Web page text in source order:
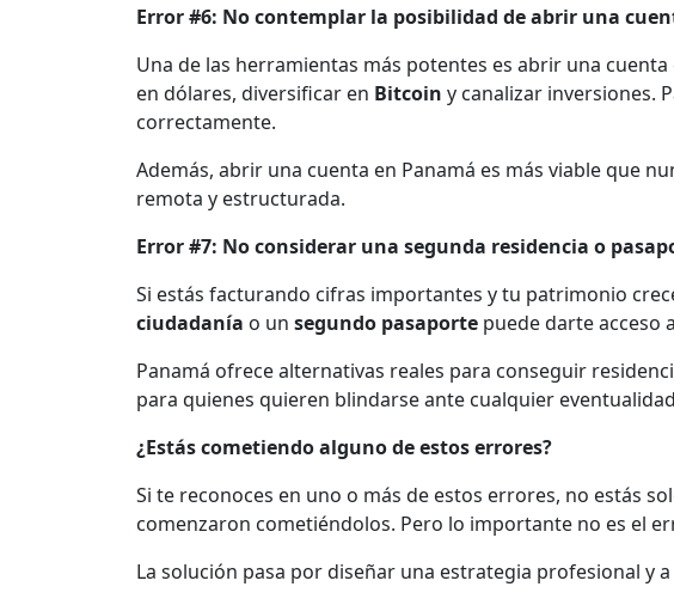
Error #6: No contemplar la posibilidad de abrir una
Una de las herramientas más potentes es abrir una
en dólares, diversificar en Bitcoin y canalizar inversiones.
correctamente.
Además, abrir una cuenta en Panamá es más viable que
remota y estructurada.
Error #7: No considerar una segunda residencia o
Si estás facturando cifras importantes y tu patrimonio
ciudadanía o un segundo pasaporte puede darte acceso
Panamá ofrece alternativas reales para conseguir
para quienes quieren blindarse ante cualquier
¿Estás cometiendo alguno de estos errores?
Si te reconoces en uno o más de estos errores, no estás
comenzaron cometiéndolos. Pero lo importante no es el
La solución pasa por diseñar una estrategia profesional y